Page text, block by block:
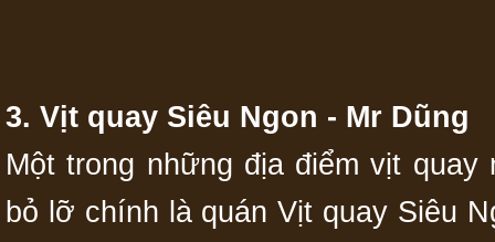
3. Vịt quay Siêu Ngon - Mr Dũng
Một trong những địa điểm vịt
bỏ lỡ chính là quán Vịt quay Siêu